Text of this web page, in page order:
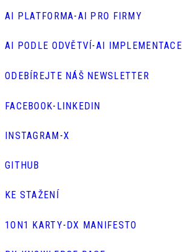
AI PLATFORMA-AI PRO FIRMY
AI PODLE ODVĚTVÍ -AI IMPLEMENTACE
ODEBÍREJTE NÁŠ NEWSLETTER
FACEBOOK- LINKEDIN
INSTAGRAM -X
GITHUB
KE STAŽENÍ
1ON1 KARTY- DX MANIFESTO